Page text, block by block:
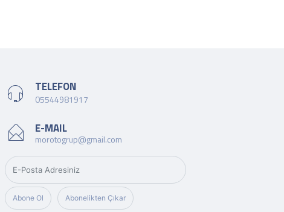
TELEFON
05544981917
E-MAIL
morotogrup@gmail.com
Abone Ol Abonelikten Çıkar